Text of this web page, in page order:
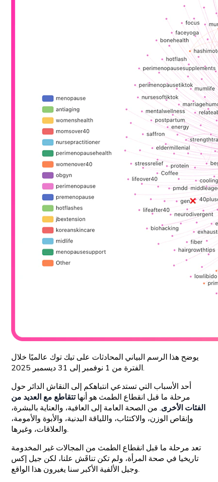
يوضح هذا الرسم البياني المحادثات على تيك توك عالميًا خلال
الفترة من 1 نوفمبر إلى 31 ديسمبر 2025.
أحد الأسباب التي تستدعي انتباهكم إلى النقاش الدائر حول
مرحلة ما قبل انقطاع الطمث هو أنهاتتقاطع مع العديد من
الفئات الأخرى. من الصحة العامة إلى العافية، والعناية بالبشرة،
وإنقاص الوزن، والاكتئاب، واللياقة البدنية، والأبوة والأمومة،
والعلاقات، وغيرها.
تعد مرحلة ما قبل انقطاع الطمث من المجالات غير المخدومة
تاريخيا في صحة المرأة، ولم تكن تناقَش علنا، لكن جيل إكس
وجيل الألفية الأكبر سنا يغيرون هذا الواقع.